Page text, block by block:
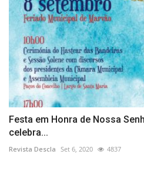
Festa em Honra de Nossa
celebra...
Revista Descla Set 6, 2020 4837